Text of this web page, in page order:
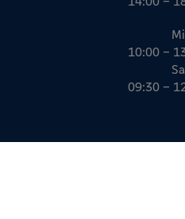
Mi
10:00 –
Sa
09:30 –